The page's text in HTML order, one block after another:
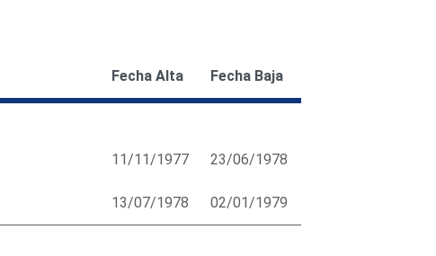
Fecha Alta Fecha Baja
11/11/1977 23/06/1978
13/07/1978 02/01/1979